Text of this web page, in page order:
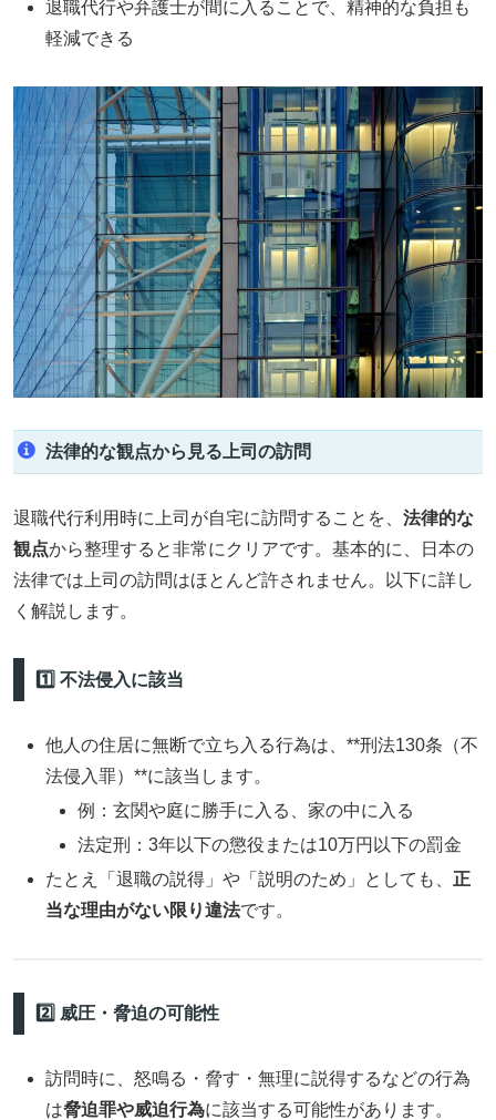
退職代行や弁護士が間に入ることで、精神的な負担も
軽減できる
法律的な観点から見る上司の訪問
退職代行利用時に上司が自宅に訪問することを、 法律的な
観点から整理すると非常にクリアです。基本的に、日本の
法律では上司の訪問はほとんど許されません。以下に詳し
く解説します。
1️⃣ 不法侵入に該当
他人の住居に無断で立ち入る行為は、**刑法130条（不
法侵入罪）**に該当します。
例：玄関や庭に勝手に入る、家の中に入る
法定刑：3年以下の懲役または10万円以下の罰金
たとえ「退職の説得」や「説明のため」としても、 正
当な理由がない限り違法です。
2️⃣ 威圧・脅迫の可能性
訪問時に、怒鳴る・脅す・無理に説得するなどの行為
は脅迫罪や威迫行為に該当する可能性があります。